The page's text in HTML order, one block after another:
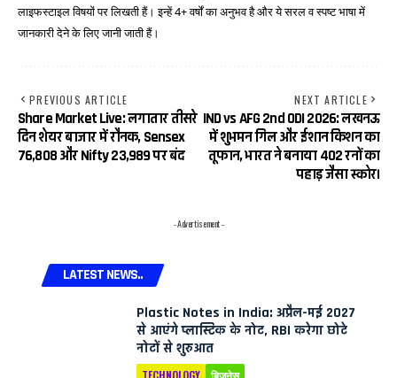
लाइफस्टाइल विषयों पर लिखती हैं। इन्हें 4+ वर्षों का अनुभव है और ये सरल व स्पष्ट भाषा में
जानकारी देने के लिए जानी जाती हैं।
PREVIOUS ARTICLE
Share Market Live: लगातार तीसरे
दिन शेयर बाजार में रौनक, Sensex
76,808 और Nifty 23,989 पर बंद
NEXT ARTICLE
IND vs AFG 2nd ODI 2026: लखनऊ
में शुभमन गिल और ईशान किशन का
तूफान, भारत ने बनाया 402 रनों का
पहाड़ जैसा स्कोर।
- Advertisement -
LATEST NEWS..
Plastic Notes in India: अप्रैल-मई 2027
से आएंगे प्लास्टिक के नोट, RBI करेगा छोटे
नोटों से शुरुआत